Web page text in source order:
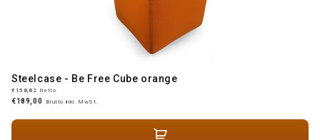
Steelcase - Be Free Cube orange
€158,82 Netto
€189,00 Brutto inkl. MwSt.